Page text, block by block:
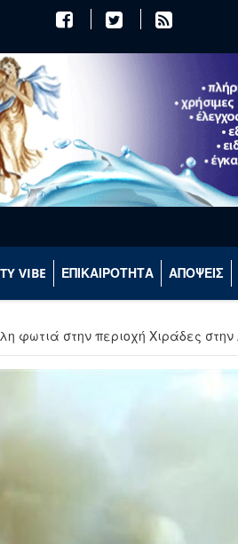
VIBE ΕΠΙΚΑΙΡΟΤΗΤΑ ΑΠΟΨΕΙΣ
φωτιά στην περιοχή Χιράδες στην